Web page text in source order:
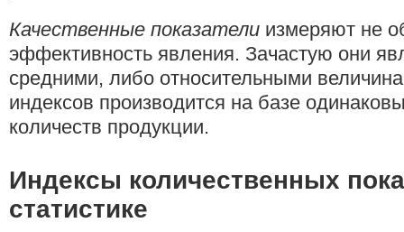
Качественные показатели измеряют не
эффективность явления. Зачастую они
средними, либо относительными
индексов производится на базе
количеств продукции.
Индексы количественных
статистике